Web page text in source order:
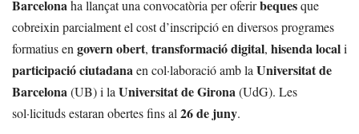
Barcelonaha llançat una convocatòria per oferirbequesque
cobreixin parcialment el cost d’inscripció en diversos programes
formatius en govern obert, transformació digital, hisenda locali
participació ciutadanaen col·laboració amb la Universitat de
Barcelona(UB) i la Universitat de Girona(UdG). Les
sol·licituds estaran obertes fins al 26 de juny.